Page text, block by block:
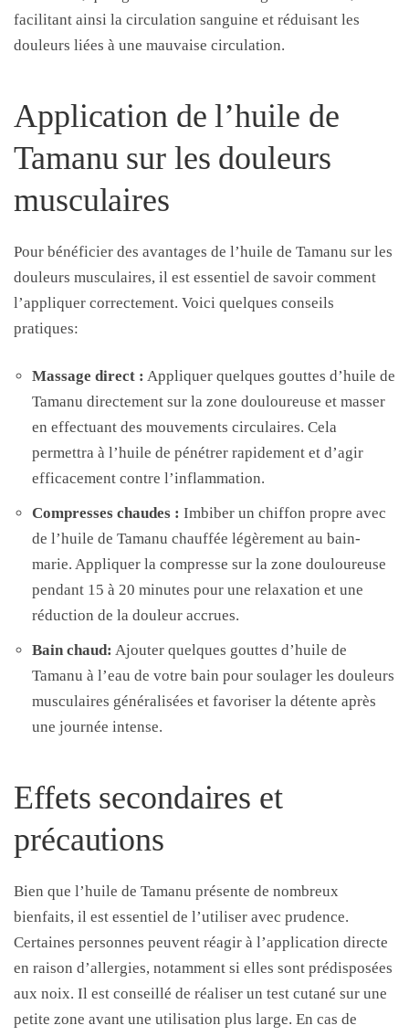
facilitant ainsi la circulation sanguine et réduisant les
douleurs liées à une mauvaise circulation.
Application de l’huile de
Tamanu sur les douleurs
musculaires
Pour bénéficier des avantages de l’huile de Tamanu sur les
douleurs musculaires, il est essentiel de savoir comment
l’appliquer correctement. Voici quelques conseils
pratiques:
Massage direct : Appliquer quelques gouttes d’huile de
Tamanu directement sur la zone douloureuse et masser
en effectuant des mouvements circulaires. Cela
permettra à l’huile de pénétrer rapidement et d’agir
efficacement contre l’inflammation.
Compresses chaudes : Imbiber un chiffon propre avec
de l’huile de Tamanu chauffée légèrement au bain-
marie. Appliquer la compresse sur la zone douloureuse
pendant 15 à 20 minutes pour une relaxation et une
réduction de la douleur accrues.
Bain chaud: Ajouter quelques gouttes d’huile de
Tamanu à l’eau de votre bain pour soulager les douleurs
musculaires généralisées et favoriser la détente après
une journée intense.
Effets secondaires et
précautions
Bien que l’huile de Tamanu présente de nombreux
bienfaits, il est essentiel de l’utiliser avec prudence.
Certaines personnes peuvent réagir à l’application directe
en raison d’allergies, notamment si elles sont prédisposées
aux noix. Il est conseillé de réaliser un test cutané sur une
petite zone avant une utilisation plus large. En cas de